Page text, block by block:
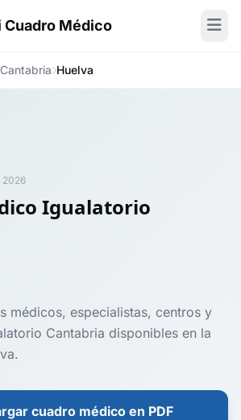
Cuadro Médico
Huelva
2026
Igualatorio
médicos, especialistas, centros y
Cantabria disponibles en la
cuadro médico en PDF